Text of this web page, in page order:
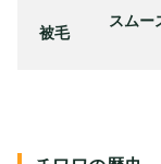
被毛
スムー